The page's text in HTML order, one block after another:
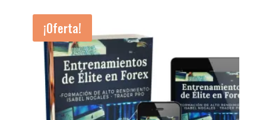
era:
$3,970.00.
$1,200.00.
¡Oferta!